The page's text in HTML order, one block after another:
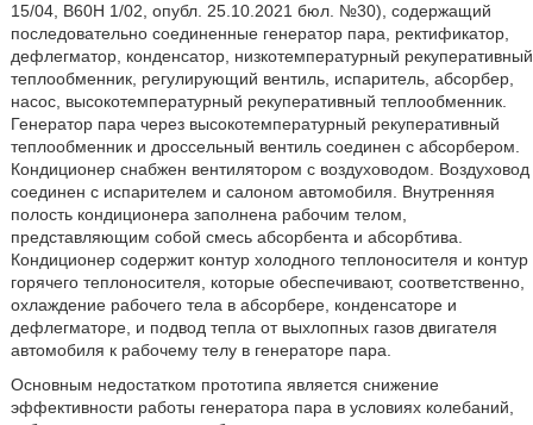
15/04, В60Н 1/02, опубл. 25.10.2021 бюл. №30), содержащий
последовательно соединенные генератор пара, ректификатор,
дефлегматор, конденсатор, низкотемпературный рекуперативный
теплообменник, регулирующий вентиль, испаритель, абсорбер,
насос, высокотемпературный рекуперативный теплообменник.
Генератор пара через высокотемпературный рекуперативный
теплообменник и дроссельный вентиль соединен с абсорбером.
Кондиционер снабжен вентилятором с воздуховодом. Воздуховод
соединен с испарителем и салоном автомобиля. Внутренняя
полость кондиционера заполнена рабочим телом,
представляющим собой смесь абсорбента и абсорбтива.
Кондиционер содержит контур холодного теплоносителя и контур
горячего теплоносителя, которые обеспечивают, соответственно,
охлаждение рабочего тела в абсорбере, конденсаторе и
дефлегматоре, и подвод тепла от выхлопных газов двигателя
автомобиля к рабочему телу в генераторе пара.
Основным недостатком прототипа является снижение
эффективности работы генератора пара в условиях колебаний,